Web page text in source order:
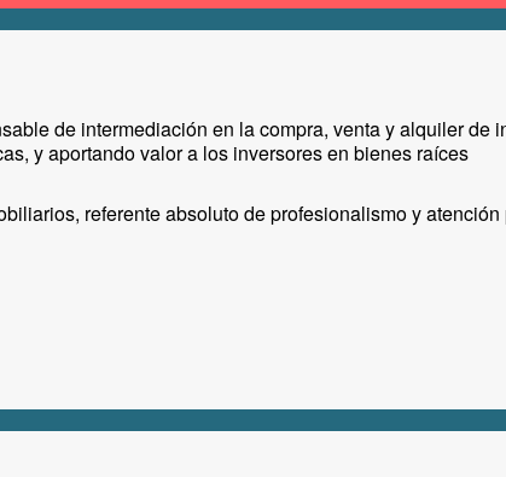
de intermediación en la compra, venta y alquiler
y aportando valor a los inversores en bienes raíces
referente absoluto de profesionalismo y